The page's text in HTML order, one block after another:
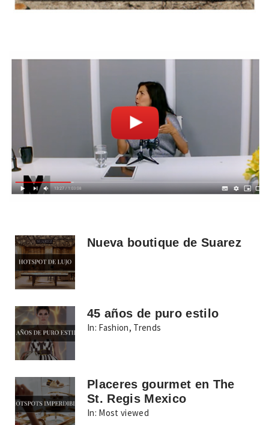
Nueva boutique de Suarez
45 años de puro estilo
In: Fashion, Trends
Placeres gourmet en The
St. Regis Mexico
In: Most viewed